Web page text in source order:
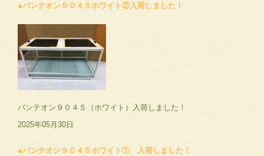
●パンテオン９０４５ホワイト②入荷しました！
パンテオン９０４５（ホワイト）入荷しました！
2025年05月30日
●パンテオン９０４５ホワイト① 入荷しました！